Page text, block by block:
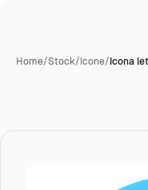
Home/Stock/Icone/Icona